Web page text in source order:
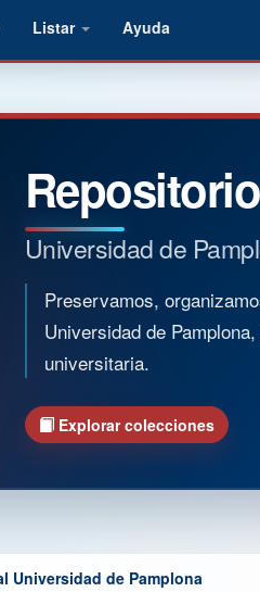
Listar Ayuda
Universidad de
Preservamos,
Universidad de
universitaria.
Explorar colecciones
Universidad de Pamplona